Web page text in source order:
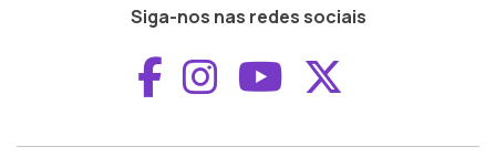
Siga-nos nas redes sociais
Aceder ao
Aceder ao
Aceder ao